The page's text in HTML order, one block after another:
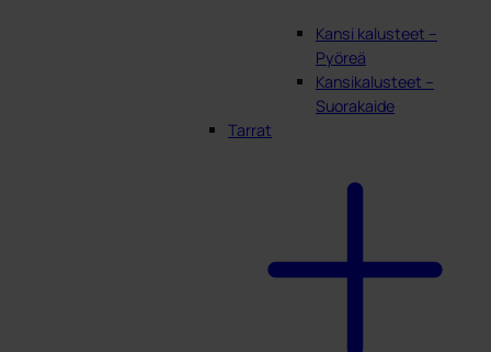
Kansi kalusteet –
Pyöreä
Kansikalusteet –
Suorakaide
Tarrat